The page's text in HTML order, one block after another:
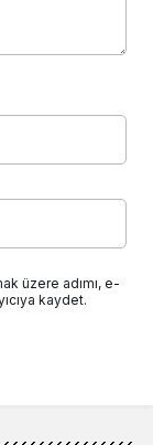
üzere adımı, e-
kaydet.